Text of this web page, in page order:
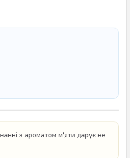
з ароматом м'яти дарує не